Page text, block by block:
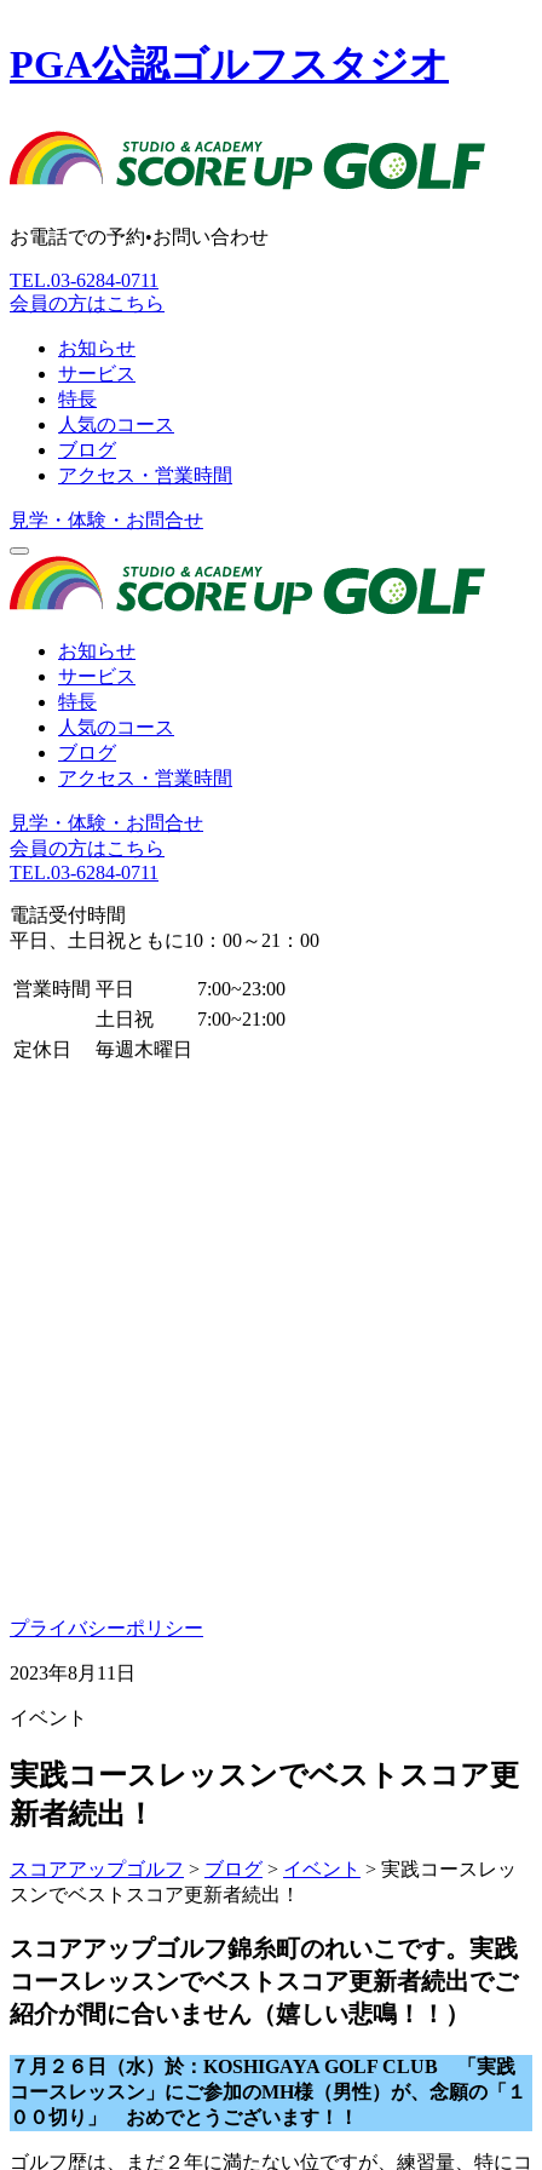
PGA公認ゴルフスタジオ
お電話での予約•お問い合わせ
TEL.03-6284-0711
会員の方はこちら
お知らせ
サービス
特長
人気のコース
ブログ
アクセス・営業時間
見学・体験・お問合せ
お知らせ
サービス
特長
人気のコース
ブログ
アクセス・営業時間
見学・体験・お問合せ
会員の方はこちら
TEL.03-6284-0711
電話受付時間
平日、土日祝ともに10：00～21：00
営業時間 平日
7:00~23:00
土日祝
7:00~21:00
定休日
毎週木曜日
プライバシーポリシー
2023年8月11日
イベント
実践コースレッスンでベストスコア更
新者続出！
スコアアップゴルフ > ブログ > イベント > 実践コースレッ
スンでベストスコア更新者続出！
スコアアップゴルフ錦糸町のれいこです。実践
コースレッスンでベストスコア更新者続出でご
紹介が間に合いません（嬉しい悲鳴！！）
７月２６日（水）於：KOSHIGAYA GOLF CLUB 「実践
コースレッスン」にご参加のMH様（男性）が、念願の「１
００切り」 おめでとうございます！！
ゴルフ歴は、まだ２年に満たない位ですが、練習量、特にコ